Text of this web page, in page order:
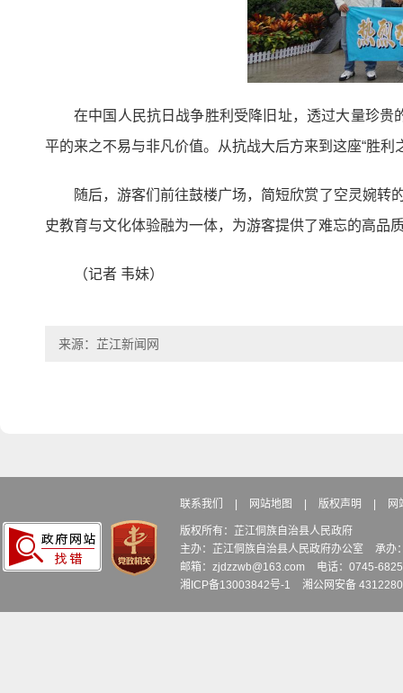
在中国人民抗日战争胜利受降旧址，透过大量珍
平的来之不易与非凡价值。从抗战大后方来到这座“胜
随后，游客们前往鼓楼广场，简短欣赏了空灵婉转
史教育与文化体验融为一体，为游客提供了难忘的高品
（记者 韦妹）
来源：芷江新闻网
联系我们 | 网站地图 | 版权声明 | 网
版权所有：芷江侗族自治县人民政府
主办：芷江侗族自治县人民政府办公室
承办
邮箱：zjdzzwb@163.com
电话：0745-
湘ICP备13003842号-1
湘公网安备